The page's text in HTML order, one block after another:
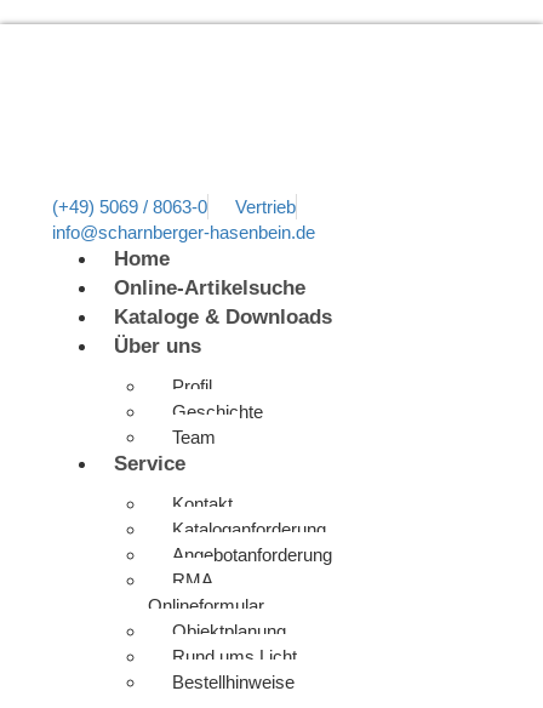
(+49) 5069 / 8063-0
Vertrieb
info@scharnberger-hasenbein.de
Home
Online-Artikelsuche
Kataloge & Downloads
Über uns
Profil
Geschichte
Team
Service
Kontakt
Kataloganforderung
Angebotanforderung
RMA
Onlineformular
Objektplanung
Rund ums Licht
Bestellhinweise